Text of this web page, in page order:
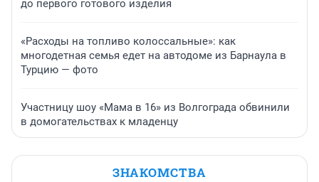
до первого готового изделия
«Расходы на топливо колоссальные»: как
многодетная семья едет на автодоме из Барнаула в
Турцию — фото
Участницу шоу «Мама в 16» из Волгограда обвинили
в домогательствах к младенцу
ЗНАКОМСТВА